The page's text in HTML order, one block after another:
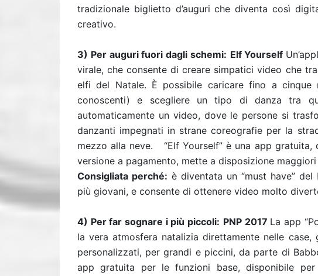
tradizionale biglietto d’auguri che diventa così
creativo.
3) Per auguri fuori dagli schemi: Elf Yourself
virale, che consente di creare simpatici video che
elfi del Natale. È possibile caricare fino a
conoscenti) e scegliere un tipo di danza tra
automaticamente un video, dove le persone si
danzanti impegnati in strane coreografie per la
mezzo alla neve. “Elf Yourself” è una app
versione a pagamento, mette a disposizione
Consigliata perché: è diventata un “must have”
più giovani, e consente di ottenere video molto
4) Per far sognare i più piccoli: PNP 2017 La app
la vera atmosfera natalizia direttamente nelle case,
personalizzati, per grandi e piccini, da parte di
app gratuita per le funzioni base, disponibile per